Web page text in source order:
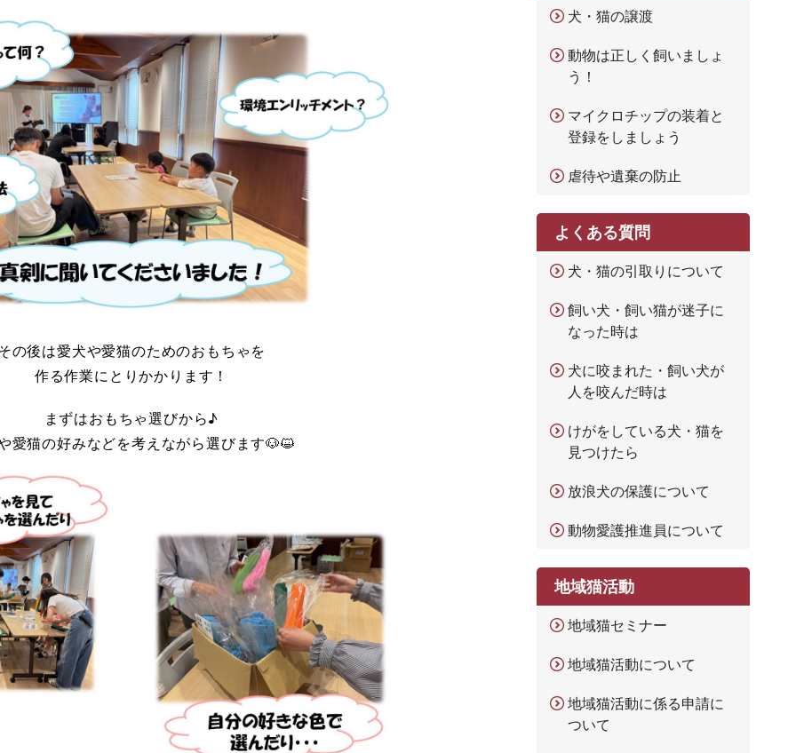
の後は愛犬や愛猫のためのおもちゃを
作る作業にとりかかります！
まずはおもちゃ選びから♪
愛猫の好みなどを考えながら選びます🐶😺
犬・猫の譲渡
動物は正しく飼いましょ
う！
マイクロチップの装着と
登録をしましょう
虐待や遺棄の防止
よくある質問
犬・猫の引取りについて
飼い犬・飼い猫が迷子に
なった時は
犬に咬まれた・飼い犬が
人を咬んだ時は
けがをしている犬・猫を
見つけたら
放浪犬の保護について
動物愛護推進員について
地域猫活動
地域猫セミナー
地域猫活動について
地域猫活動に係る申請に
ついて